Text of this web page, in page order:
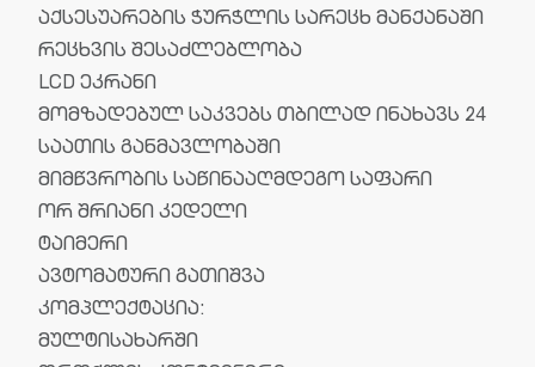
აქსესუარების ჭურჭლის სარეცხ მანქანაში
რეცხვის შესაძლებლობა
LCD ეკრანი
მომზადებულ საკვებს თბილად ინახავს 24
საათის განმავლობაში
მიმწვრობის საწინააღმდეგო საფარი
ორ შრიანი კედელი
ტაიმერი
ავტომატური გათიშვა
კომპლექტაცია:
მულტისახარში